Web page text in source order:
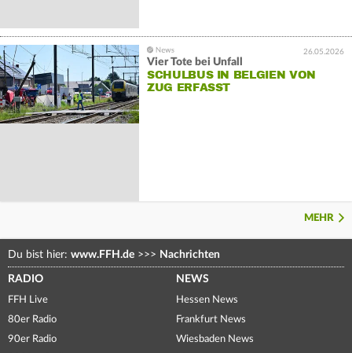
26.05.2026
Vier Tote bei Unfall
SCHULBUS IN BELGIEN VON
ZUG ERFASST
MEHR
Du bist hier: www.FFH.de >>> Nachrichten
RADIO
FFH Live
80er Radio
90er Radio
NEWS
Hessen News
Frankfurt News
Wiesbaden News